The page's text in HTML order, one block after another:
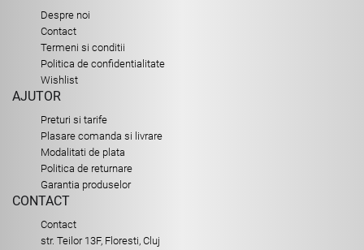
Despre noi
Contact
Termeni si conditii
Politica de confidentialitate
Wishlist
AJUTOR
Preturi si tarife
Plasare comanda si livrare
Modalitati de plata
Politica de returnare
Garantia produselor
CONTACT
Contact
str. Teilor 13F, Floresti, Cluj